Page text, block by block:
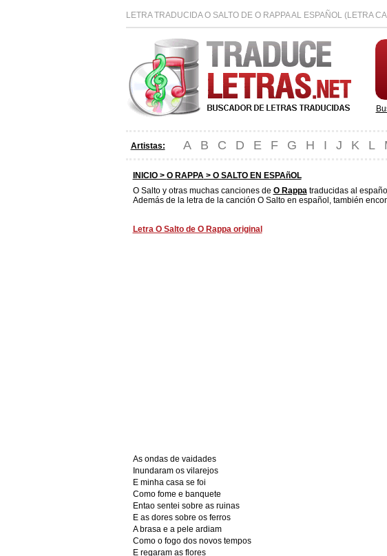
LETRA TRADUCIDA O SALTO DE O RAPPA AL ESPAÑOL (LETRA
Artistas: A B C D E F G H I J K L
INICIO > O RAPPA> O SALTO EN ESPAñOL
O Salto y otras muchas canciones de O Rappatraducidas al
Además de la letra de la canción O Salto en español, también
Letra O Salto de O Rappa original
As ondas de vaidades
Inundaram os vilarejos
E minha casa se foi
Como fome e banquete
Entao sentei sobre as ruinas
E as dores sobre os ferros
A brasa e a pele ardiam
Como o fogo dos novos tempos
E regaram as flores